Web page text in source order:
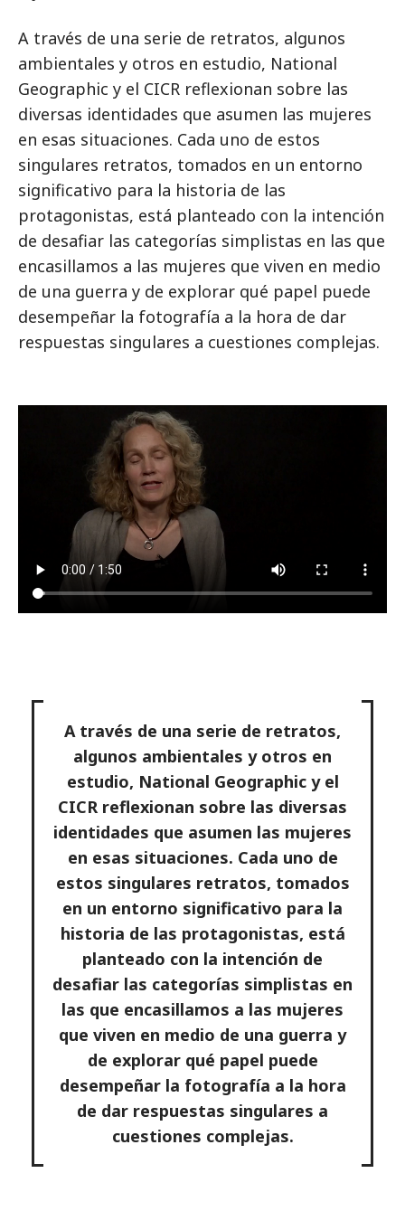
A través de una serie de retratos, algunos
ambientales y otros en estudio, National
Geographic y el CICR reflexionan sobre las
diversas identidades que asumen las mujeres
en esas situaciones. Cada uno de estos
singulares retratos, tomados en un entorno
significativo para la historia de las
protagonistas, está planteado con la intención
de desafiar las categorías simplistas en las que
encasillamos a las mujeres que viven en medio
de una guerra y de explorar qué papel puede
desempeñar la fotografía a la hora de dar
respuestas singulares a cuestiones complejas.
A través de una serie de retratos,
algunos ambientales y otros en
estudio, National Geographic y el
CICR reflexionan sobre las diversas
identidades que asumen las mujeres
en esas situaciones. Cada uno de
estos singulares retratos, tomados
en un entorno significativo para la
historia de las protagonistas, está
planteado con la intención de
desafiar las categorías simplistas en
las que encasillamos a las mujeres
que viven en medio de una guerra y
de explorar qué papel puede
desempeñar la fotografía a la hora
de dar respuestas singulares a
cuestiones complejas.